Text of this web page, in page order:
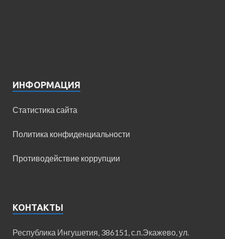
ИНФОРМАЦИЯ
Статистика сайта
Политика конфиденциальности
Противодействие коррупции
КОНТАКТЫ
Республика Ингушетия, 386151, с.п.Экажево, ул.